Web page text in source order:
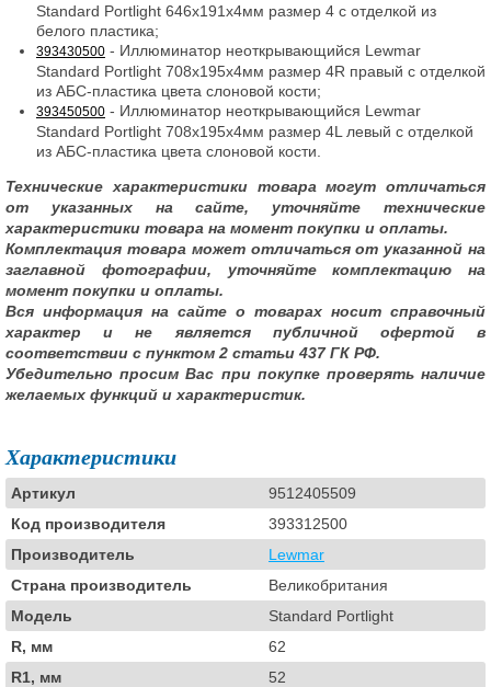
Standard Portlight 646x191x4мм размер 4 с отделкой из
белого пластика;
393430500 - Иллюминатор неоткрывающийся Lewmar
Standard Portlight 708x195x4мм размер 4R правый с отделкой
из АБС-пластика цвета слоновой кости;
393450500 - Иллюминатор неоткрывающийся Lewmar
Standard Portlight 708x195x4мм размер 4L левый с отделкой
из АБС-пластика цвета слоновой кости.
Технические характеристики товара могут отличаться
от указанных на сайте, уточняйте технические
характеристики товара на момент покупки и оплаты.
Комплектация товара может отличаться от указанной на
заглавной фотографии, уточняйте комплектацию на
момент покупки и оплаты.
Вся информация на сайте о товарах носит справочный
характер и не является публичной офертой в
соответствии с пунктом 2 статьи 437 ГК РФ.
Убедительно просим Вас при покупке проверять наличие
желаемых функций и характеристик.
Характеристики
Артикул
9512405509
Код производителя
393312500
Производитель
Lewmar
Страна производитель
Великобритания
Модель
Standard Portlight
R, мм
62
R1, мм
52